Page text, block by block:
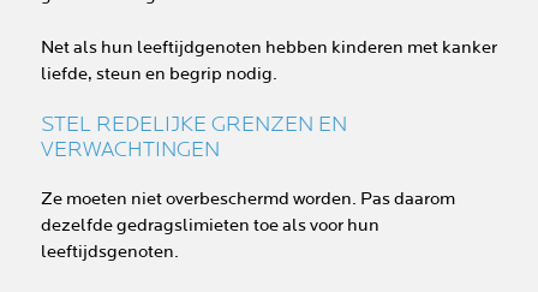
Net als hun leeftijdgenoten hebben kinderen met kanker
liefde, steun en begrip nodig.
STEL REDELIJKE GRENZEN EN
VERWACHTINGEN
Ze moeten niet overbeschermd worden. Pas daarom
dezelfde gedragslimieten toe als voor hun
leeftijdsgenoten.